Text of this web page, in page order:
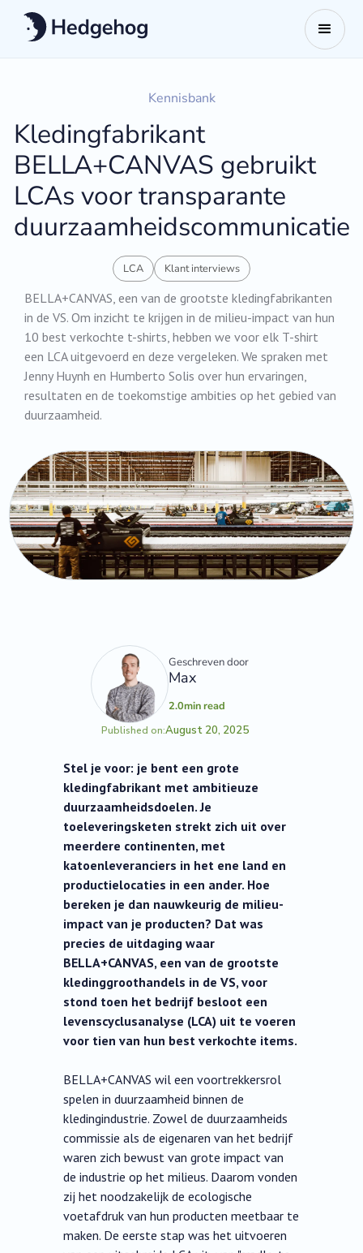
Kennisbank
Kledingfabrikant
BELLA+CANVAS gebruikt
LCAs voor transparante
duurzaamheidscommunicatie
LCA Klant interviews
BELLA+CANVAS, een van de grootste kledingfabrikanten
in de VS. Om inzicht te krijgen in de milieu-impact van hun
10 best verkochte t-shirts, hebben we voor elk T-shirt
een LCA uitgevoerd en deze vergeleken. We spraken met
Jenny Huynh en Humberto Solis over hun ervaringen,
resultaten en de toekomstige ambities op het gebied van
duurzaamheid.
Geschreven door
Max
2.0min read
Published on:August 20, 2025
Stel je voor: je bent een grote
kledingfabrikant met ambitieuze
duurzaamheidsdoelen. Je
toeleveringsketen strekt zich uit over
meerdere continenten, met
katoenleveranciers in het ene land en
productielocaties in een ander. Hoe
bereken je dan nauwkeurig de milieu-
impact van je producten? Dat was
precies de uitdaging waar
BELLA+CANVAS, een van de grootste
kledinggroothandels in de VS, voor
stond toen het bedrijf besloot een
levenscyclusanalyse (LCA) uit te voeren
voor tien van hun best verkochte items.
BELLA+CANVAS wil een voortrekkersrol
spelen in duurzaamheid binnen de
kledingindustrie. Zowel de duurzaamheids
commissie als de eigenaren van het bedrijf
waren zich bewust van grote impact van
de industrie op het milieus. Daarom vonden
zij het noodzakelijk de ecologische
voetafdruk van hun producten meetbaar te
maken. De eerste stap was het uitvoeren